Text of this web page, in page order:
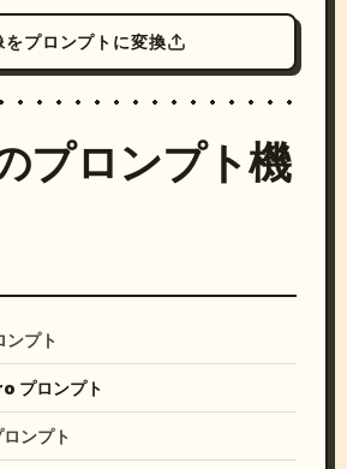
をプロンプトに変換
プロンプト機
プト
プロンプト
ンプト